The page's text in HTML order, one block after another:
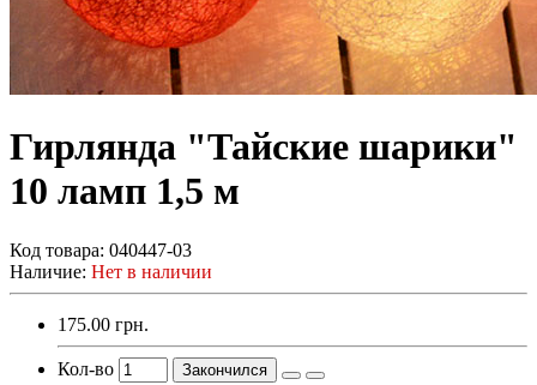
Гирлянда "Тайские шарики"
10 ламп 1,5 м
Код товара: 040447-03
Наличие: Нет в наличии
175.00 грн.
Кол-во Закончился